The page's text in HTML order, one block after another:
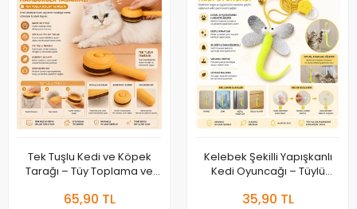
Tek Tuşlu Kedi ve Köpek
Tarağı – Tüy Toplama ve
65,90 TL
Kelebek Şekilli Yapışkanlı
Kedi Oyuncağı – Tüylü
35,90 TL